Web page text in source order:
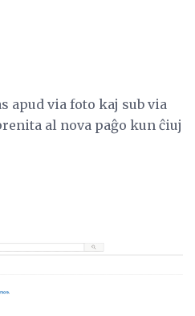
apud via foto kaj sub via
al nova paĝo kun ĉiuj